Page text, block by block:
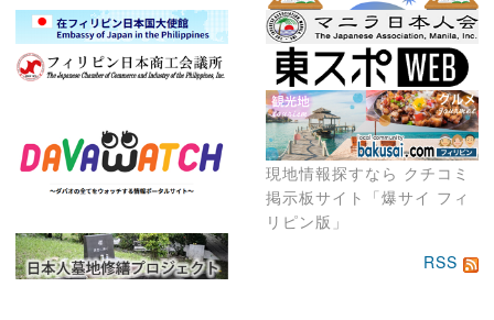
現地情報探すなら クチコミ
掲示板サイト「爆サイ フィ
リピン版」
RSS